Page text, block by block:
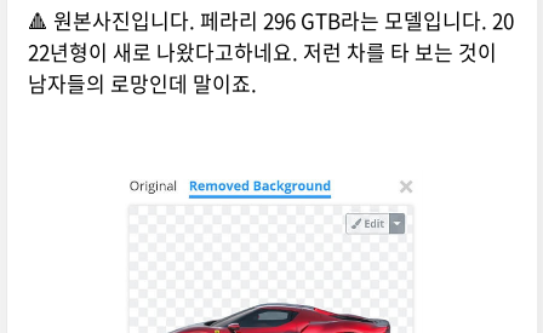
🔺 원본사진입니다. 페라리 296 GTB라는 모델입니다. 20
22년형이 새로 나왔다고하네요. 저런 차를 타 보는 것이
남자들의 로망인데 말이죠.